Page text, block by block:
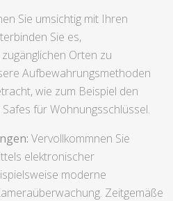
Sie umsichtig mit Ihren
Sie es,
Orten zu
Aufbewahrungsmethoden
wie zum Beispiel den
für Wohnungsschlüssel.
Vervollkommnen Sie
elektronischer
moderne
Zeitgemäße